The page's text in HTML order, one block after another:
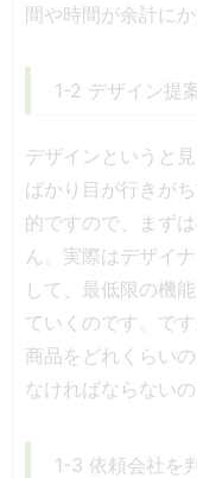
間や時間が余計に
1-2 デザイン提
デザインというと
ばかり目が行きが
的ですので、まず
ん。実際はデザイ
して、最低限の機
ていくのです。で
商品をどれくらい
なければならないの
1-3 依頼会社を